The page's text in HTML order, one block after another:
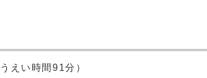
えい時間91分）